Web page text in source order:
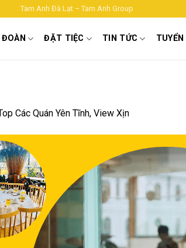
Tam Anh Đà Lạt – Tam Anh Group
ĐẶT TIỆC TIN TỨC TUYỂN
Các Quán Yên Tĩnh, View Xịn